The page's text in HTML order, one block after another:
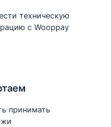
техническую
с Wooppay
принимать